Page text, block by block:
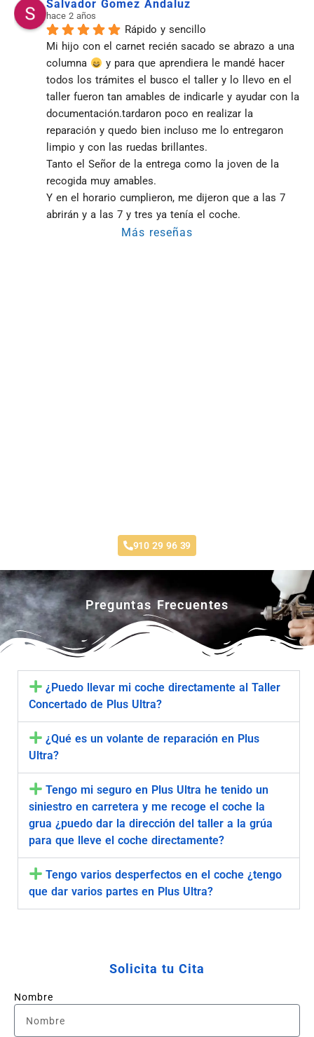
Salvador Gomez Andaluz
hace 2 años
Rápido y sencillo
Mi hijo con el carnet recién sacado se abrazo a una
columna
y para que aprendiera le mandé hacer
todos los trámites el busco el taller y lo llevo en el
taller fueron tan amables de indicarle y ayudar con la
documentación.tardaron poco en realizar la
reparación y quedo bien incluso me lo entregaron
limpio y con las ruedas brillantes.
Tanto el Señor de la entrega como la joven de la
recogida muy amables.
Y en el horario cumplieron, me dijeron que a las 7
abrirán y a las 7 y tres ya tenía el coche.
Más reseñas
910 29 96 39
Preguntas Frecuentes
¿Puedo llevar mi coche directamente al Taller
Concertado de Plus Ultra?
¿Qué es un volante de reparación en Plus
Ultra?
Tengo mi seguro en Plus Ultra he tenido un
siniestro en carretera y me recoge el coche la
grua ¿puedo dar la dirección del taller a la grúa
para que lleve el coche directamente?
Tengo varios desperfectos en el coche ¿tengo
que dar varios partes en Plus Ultra?
Solicita tu Cita
Nombre